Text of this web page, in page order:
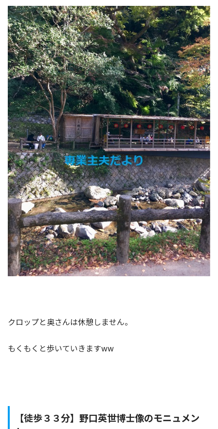
クロップと奥さんは休憩しません。
もくもくと歩いていきますww
【徒歩３３分】野口英世博士像のモニュメン